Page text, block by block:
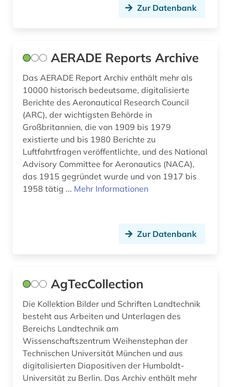
hersteller (1)
holzbearbeitung (1)
hüttenwesen (1)
informatik (2)
intelligente systeme (1)
internationale norm (2)
iso-norm (2)
kinderliteratur (1)
kraftfahrzeug (1)
kunststoff (1)
kunststoffe (3)
kunststofftechnik (1)
Zur Datenbank
AERADE Reports Archive
Das AERADE Report Archiv enthält mehr als
10000 historisch bedeutsame, digitalisierte
Berichte des Aeronautical Research Council
(ARC), der wichtigsten Behörde in
Großbritannien, die von 1909 bis 1979
existierte und bis 1980 Berichte zu
Luftfahrtfragen veröffentlichte, und des National
Advisory Committee for Aeronautics (NACA),
das 1915 gegründet wurde und von 1917 bis
1958 tätig ... Mehr Informationen
Zur Datenbank
AgTecCollection
Die Kollektion Bilder und Schriften Landtechnik
besteht aus Arbeiten und Unterlagen des
Bereichs Landtechnik am
Wissenschaftszentrum Weihenstephan der
Technischen Universität München und aus
digitalisierten Diapositiven der Humboldt-
Universität zu Berlin. Das Archiv enthält mehr